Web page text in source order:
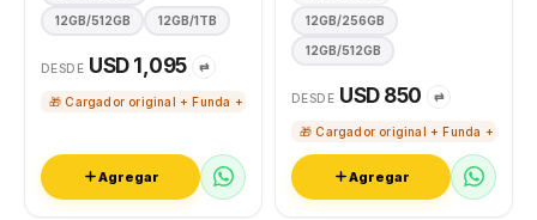
12GB/512GB 12GB/1TB
DESDE USD 1,095 ⇄
🎁 Cargador original + Funda + Vidrio templado
Agregar
12GB/256GB
12GB/512GB
DESDE USD 850 ⇄
🎁 Cargador original + Funda +
Agregar